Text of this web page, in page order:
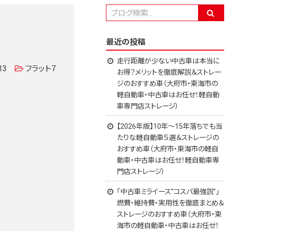
フラット７
最近の投稿
走行距離が少ない中古車は本当に
お得？メリットを徹底解説＆ストレー
ジのおすすめ車（大府市・東海市の
軽自動車・中古車はお任せ！軽自動
車専門店ストレージ）
【2026年版】10年～15年落ちでも当
たりな軽自動車５選＆ストレージの
おすすめ車（大府市・東海市の軽自
動車・中古車はお任せ！軽自動車専
門店ストレージ）
「中古車ミライース“コスパ最強説”」
燃費・維持費・実用性を徹底まとめ＆
ストレージのおすすめ車（大府市・東
海市の軽自動車・中古車はお任せ！